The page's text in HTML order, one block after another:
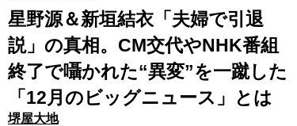
星野源＆新垣結衣「夫婦で引退
説」の真相。CM交代やNHK番組
終了で囁かれた“異変”を一蹴した
「12月のビッグニュース」とは
堺屋大地